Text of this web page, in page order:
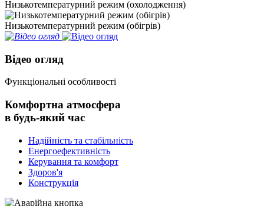
Низькотемпературний режим (охолодження)
Низькотемпературний режим (обігрів)
Відео огляд
Функціональні особливості
Комфортна атмосфера
в будь-який час
Надійність та стабільність
Енергоефективність
Керування та комфорт
Здоров'я
Конструкція